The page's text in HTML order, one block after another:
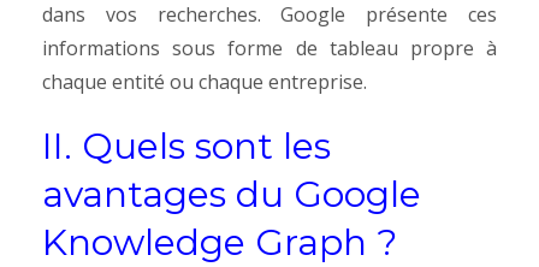
dans vos recherches.Google présente ces
informations sous forme de tableau propre à
chaque entité ou chaque entreprise.
II. Quels sont les
avantages du Google
Knowledge Graph ?